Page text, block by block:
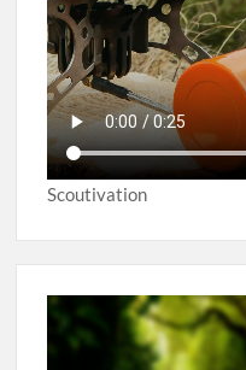
Scoutivation